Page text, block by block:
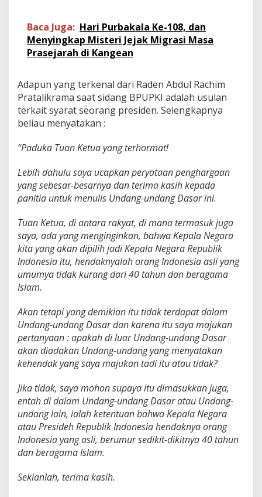
Baca Juga: Hari Purbakala Ke-108, dan
Menyingkap Misteri Jejak Migrasi Masa
Prasejarah di Kangean
Adapun yang terkenal dari Raden Abdul Rachim
Pratalikrama saat sidang BPUPKI adalah usulan
terkait syarat seorang presiden. Selengkapnya
beliau menyatakan :
“Paduka Tuan Ketua yang terhormat!
Lebih dahulu saya ucapkan peryataan penghargaan
yang sebesar-besarnya dan terima kasih kepada
panitia untuk menulis Undang-undang Dasar ini.
Tuan Ketua, di antara rakyat, di mana termasuk juga
saya, ada yang menginginkan, bahwa Kepala Negara
kita yang akan dipilih jadi Kepala Negara Republik
Indonesia itu, hendaknyalah orang Indonesia asli yang
umumya tidak kurang dari 40 tahun dan beragama
Islam.
Akan tetapi yang demikian itu tidak terdapat dalam
Undang-undang Dasar dan karena itu saya majukan
pertanyaan : apakah di luar Undang-undang Dasar
akan diadakan Undang-undang yang menyatakan
kehendak yang saya majukan tadi itu atau tidak?
Jika tidak, saya mohon supaya itu dimasukkan juga,
entah di dalam Undang-undang Dasar atau Undang-
undang lain, ialah ketentuan bahwa Kepala Negara
atau Presideh Republik Indonesia hendaknya orang
Indonesia yang asli, berumur sedikit-dikitnya 40 tahun
dan beragama Islam.
Sekianlah, terima kasih.